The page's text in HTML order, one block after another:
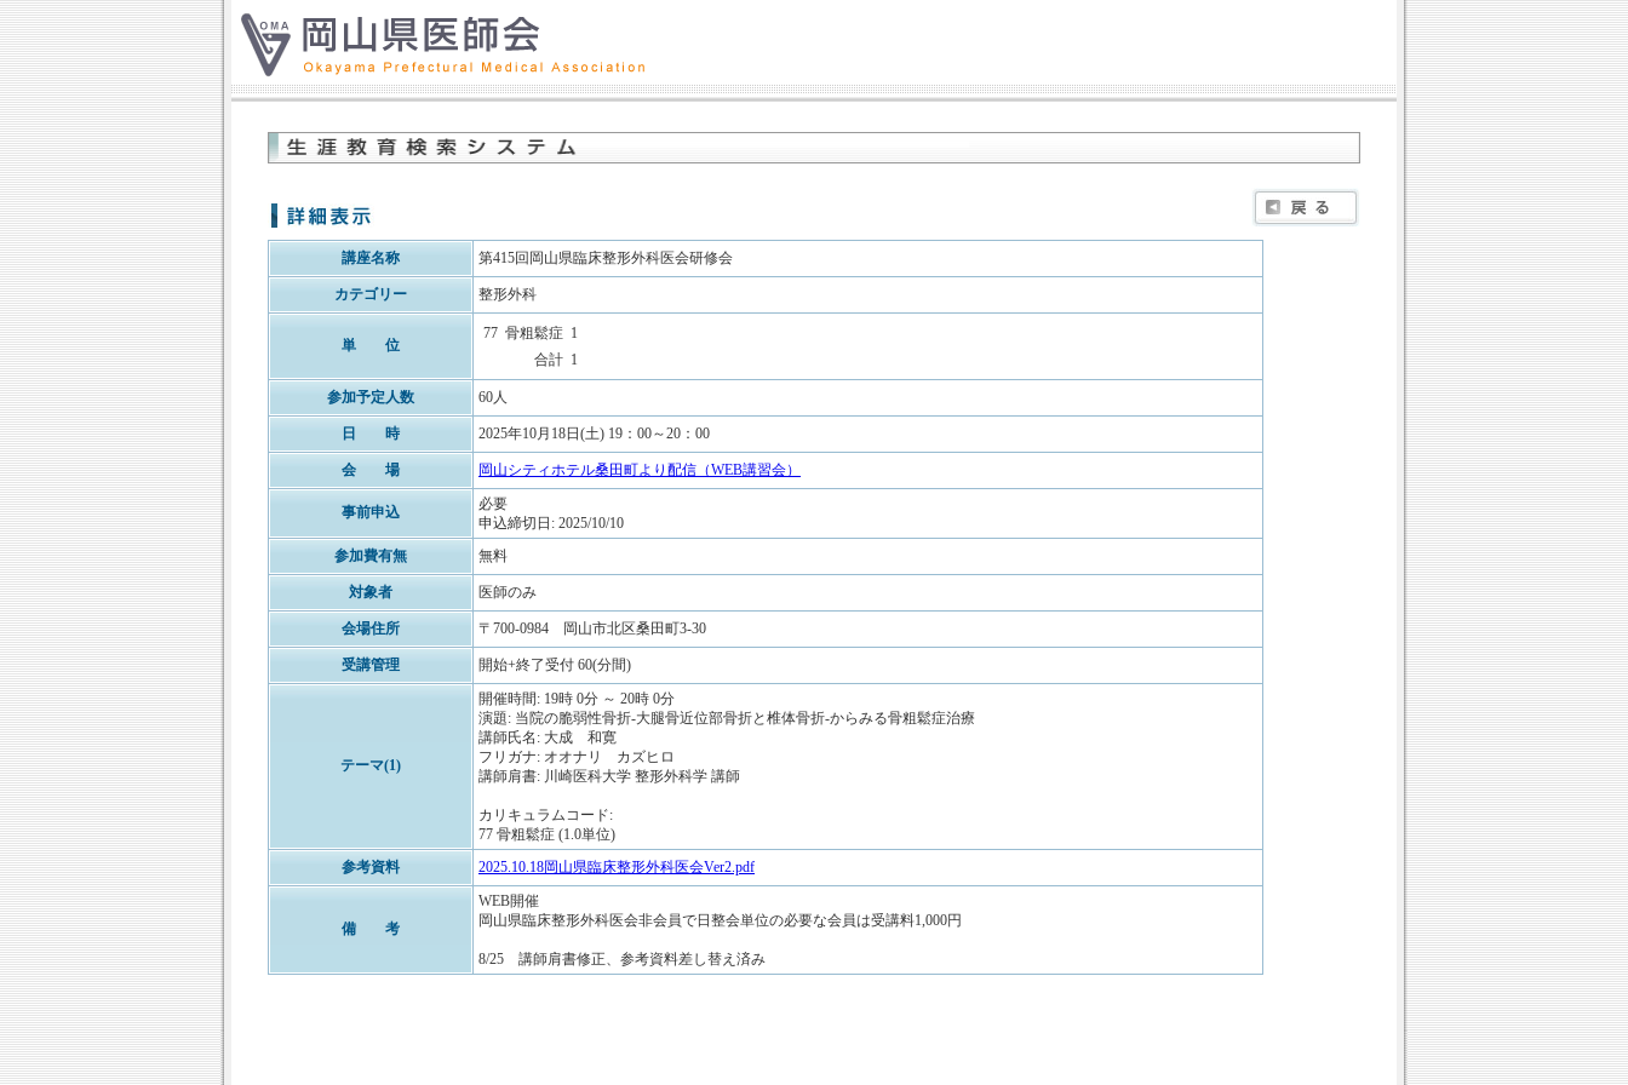
講座名称 第415回岡山県臨床整形外科医会研修会
カテゴリー 整形外科
単 位
77 骨粗鬆症 1
合計 1
参加予定人数 60人
日 時 2025年10月18日(土) 19：00～20：00
会 場 岡山シティホテル桑田町より配信（WEB講習会）
事前申込
必要
申込締切日: 2025/10/10
参加費有無
無料
対象者 医師のみ
会場住所 〒700-0984 岡山市北区桑田町3-30
受講管理 開始+終了受付 60(分間)
テーマ(1)
開催時間: 19時 0分 ～ 20時 0分
演題: 当院の脆弱性骨折-大腿骨近位部骨折と椎体骨折-からみる骨粗鬆症治療
講師氏名: 大成 和寛
フリガナ: オオナリ カズヒロ
講師肩書: 川崎医科大学 整形外科学 講師
カリキュラムコード:
77 骨粗鬆症 (1.0単位)
参考資料
2025.10.18岡山県臨床整形外科医会Ver2.pdf
備 考
WEB開催
岡山県臨床整形外科医会非会員で日整会単位の必要な会員は受講料1,000円
8/25 講師肩書修正、参考資料差し替え済み